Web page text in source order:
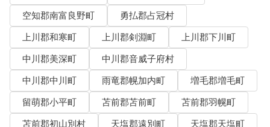
空知郡南富良野町
勇払郡占冠村
上川郡和寒町
上川郡剣淵町
上川郡下川町
中川郡美深町
中川郡音威子府村
中川郡中川町
雨竜郡幌加内町
増毛郡増毛町
留萌郡小平町
苫前郡苫前町
苫前郡羽幌町
苫前郡初山別村
天塩郡遠別町
天塩郡天塩町